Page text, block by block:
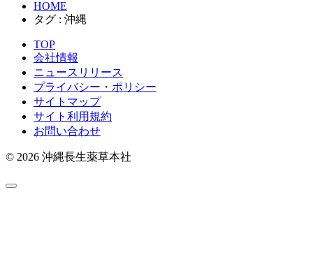
HOME
タグ : 沖縄
TOP
会社情報
ニュースリリース
プライバシー・ポリシー
サイトマップ
サイト利用規約
お問い合わせ
© 2026 沖縄長生薬草本社